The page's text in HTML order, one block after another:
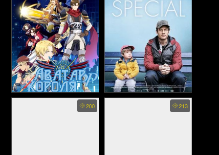
Quanzhi Gaoshou Specials -
เทพยุทธ์เซียนกลอรี่ ตอนพิเศษ
Nowhere Special (2021)
200 213